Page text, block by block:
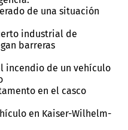
de una situación
industrial de
barreras
incendio de un vehículo
en el casco
en Kaiser-Wilhelm-